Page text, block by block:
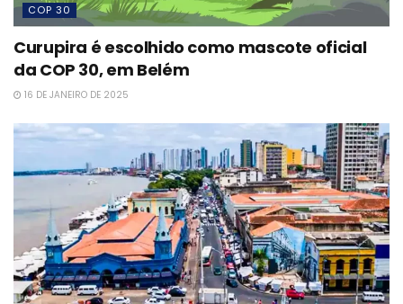
COP 30
Curupira é escolhido como mascote oficial
da COP 30, em Belém
16 DE JANEIRO DE 2025